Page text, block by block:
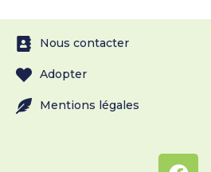
Nous contacter
Adopter
Mentions légales